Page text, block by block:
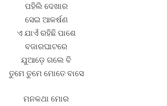
ପହିଲି ଦେଖାର
ସେଇ ଆକର୍ଷଣ
ଏ ଯାଏଁ ରହିଛି ପାଶେ
ବଜାରଘାଟରେ
ଯୁଆଡ଼େ ଗଲେ ବି
ତୁମେ ତୁମେ ମୋତେ ବାସେ
ମନକଥା ମୋର